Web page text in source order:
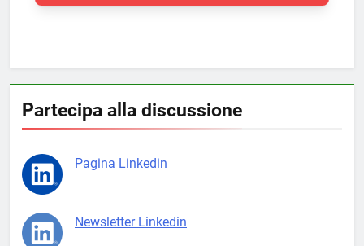
Partecipa alla discussione
Pagina Linkedin
Newsletter Linkedin